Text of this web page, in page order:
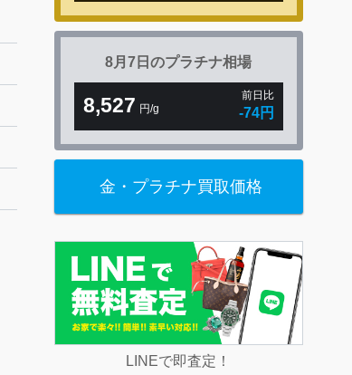
8月7日のプラチナ相場
8,527 円/g
前日比
-74円
金・プラチナ買取価格
LINEで即査定！